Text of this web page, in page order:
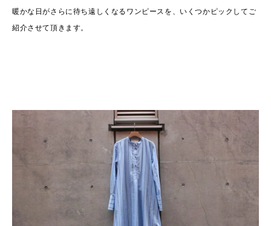
暖かな日がさらに待ち遠しくなるワンピースを、いくつかピックしてご
紹介させて頂きます。